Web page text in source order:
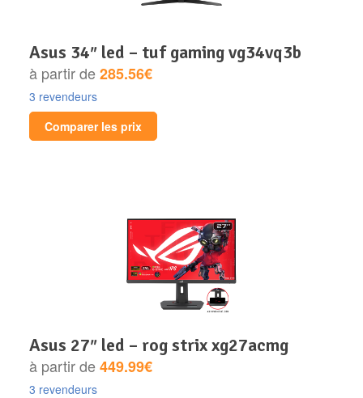
asus 34″ led – tuf gaming vg34vq3b
à partir de285.56€
3 revendeurs
Comparer les prix
asus 27″ led – rog strix xg27acmg
à partir de449.99€
3 revendeurs